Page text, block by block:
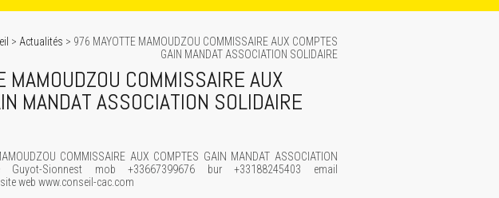
> Actualités > 976 MAYOTTE MAMOUDZOU COMMISSAIRE AUX COMPTES
GAIN MANDAT ASSOCIATION SOLIDAIRE
MAMOUDZOU COMMISSAIRE AUX
MANDAT ASSOCIATION SOLIDAIRE
COMMISSAIRE AUX COMPTES GAIN MANDAT ASSOCIATION
Guyot-Sionnest mob +33667399676 bur +33188245403 email
web www.conseil-cac.com